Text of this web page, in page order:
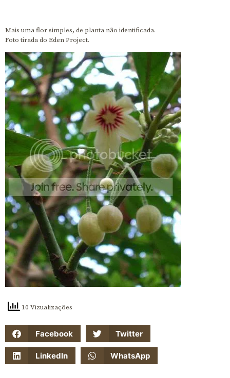
Mais uma flor simples, de planta não identificada.
Foto tirada do Eden Project.
10 Vizualizações
Facebook Twitter
LinkedIn WhatsApp